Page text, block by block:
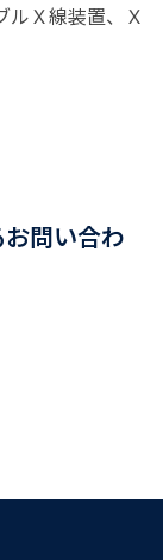
ルＸ線装置、Ｘ
問い合わ